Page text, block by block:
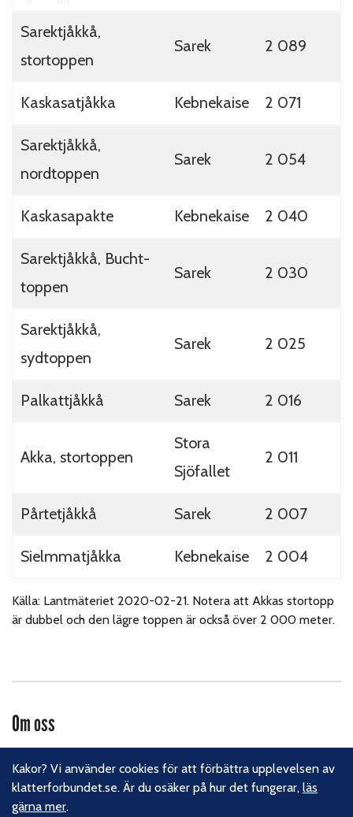
Sarektjåkkå,
stortoppen
Sarek 2 089
Kaskasatjåkka Kebnekaise 2 071
Sarektjåkkå,
nordtoppen
Sarek 2 054
Kaskasapakte Kebnekaise 2 040
Sarektjåkkå, Bucht-
toppen
Sarek 2 030
Sarektjåkkå,
sydtoppen
Sarek 2 025
Palkattjåkkå Sarek 2 016
Akka, stortoppen
Stora
Sjöfallet
2 011
Pårtetjåkkå Sarek 2 007
Sielmmatjåkka Kebnekaise 2 004
Källa: Lantmäteriet 2020-02-21. Notera att Akkas stortopp
är dubbel och den lägre toppen är också över 2 000 meter.
Om oss
över 16 000 medlemmar. Vi finns från Trelleborg i söder till
Kiruna i norr. Klättrarna i Sverige är dock betydligt fler och vi
för din talan, oavsett om du är medlem eller inte.
Kakor? Vi använder cookies för att förbättra upplevelsen av
klatterforbundet.se. Är du osäker på hur det fungerar,läs
gärna mer.